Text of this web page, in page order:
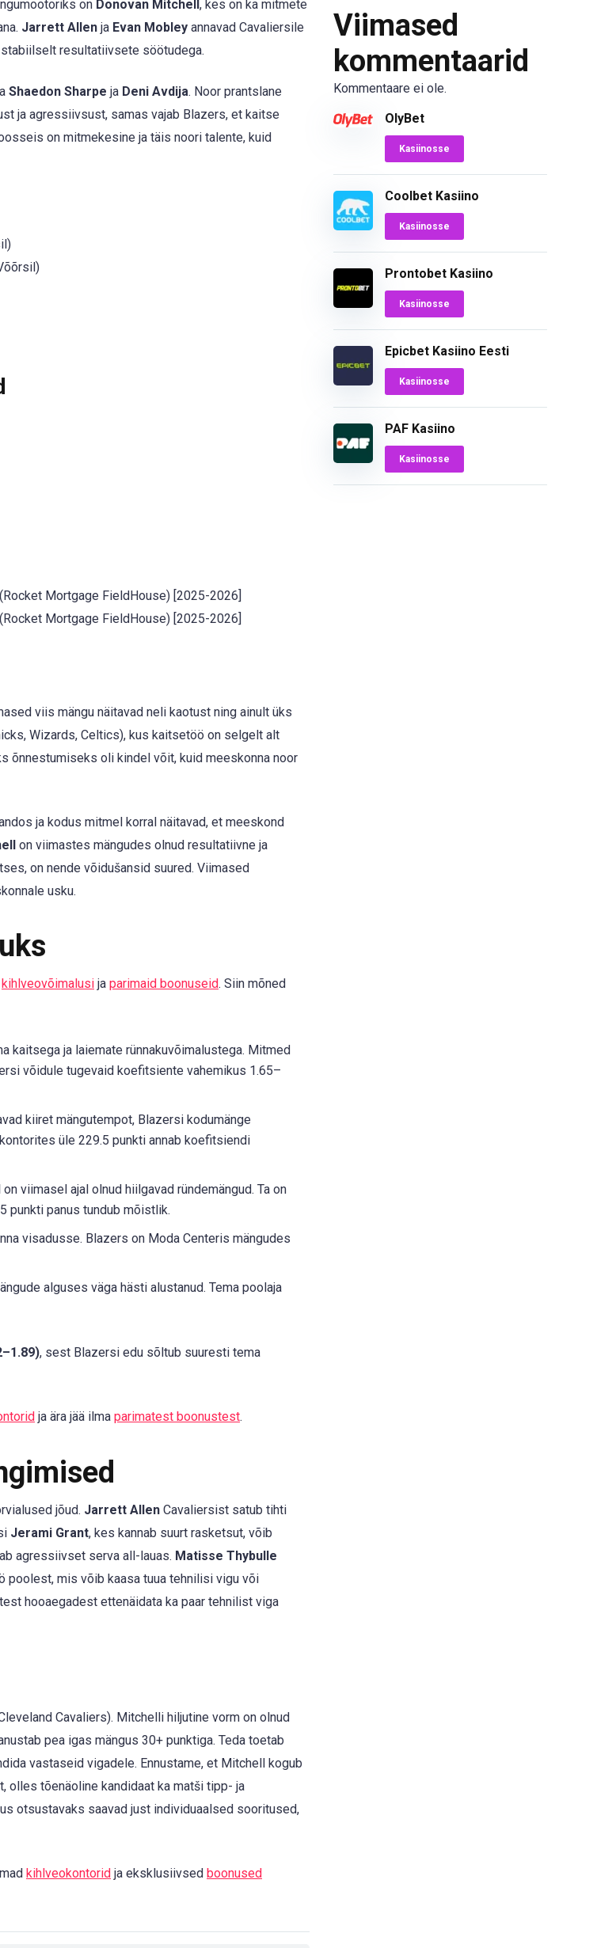
on Donovan Mitchell, kes on ka mitmete
Jarrett Allen ja Evan Mobley annavad Cavaliersile
resultatiivsete söötudega.
Shaedon Sharpe ja Deni Avdija. Noor prantslane
ja agressiivsust, samas vajab Blazers, et kaitse
on mitmekesine ja täis noori talente, kuid
(Rocket Mortgage FieldHouse) [2025-2026]
(Rocket Mortgage FieldHouse) [2025-2026]
viis mängu näitavad neli kaotust ning ainult üks
Wizards, Celtics), kus kaitsetöö on selgelt alt
õnnestumiseks oli kindel võit, kuid meeskonna noor
ja kodus mitmel korral näitavad, et meeskond
on viimastes mängudes olnud resultatiivne ja
on nende võidušansid suured. Viimased
usku.
kihlveovõimalusi ja parimaid boonuseid. Siin mõned
kaitsega ja laiemate rünnakuvõimalustega. Mitmed
võidule tugevaid koefitsiente vahemikus 1.65–
kiiret mängutempot, Blazersi kodumänge
üle 229.5 punkti annab koefitsiendi
viimasel ajal olnud hiilgavad ründemängud. Ta on
punkti panus tundub mõistlik.
visadusse. Blazers on Moda Centeris mängudes
alguses väga hästi alustanud. Tema poolaja
, sest Blazersi edu sõltub suuresti tema
ja ära jää ilma parimatest boonustest.
jõud. Jarrett Allen Cavaliersist satub tihti
Jerami Grant, kes kannab suurt rasketsut, võib
agressiivset serva all-lauas. Matisse Thybulle
poolest, mis võib kaasa tuua tehnilisi vigu või
hooaegadest ettenäidata ka paar tehnilist viga
Cavaliers). Mitchelli hiljutine vorm on olnud
pea igas mängus 30+ punktiga. Teda toetab
vastaseid vigadele. Ennustame, et Mitchell kogub
olles tõenäoline kandidaat ka matši tipp- ja
otsustavaks saavad just individuaalsed sooritused,
kihlveokontorid ja eksklusiivsed boonused
Viimased
kommentaarid
Kommentaare ei ole.
OlyBet
Kasiinosse
Coolbet Kasiino
Kasiinosse
Prontobet Kasiino
Kasiinosse
Epicbet Kasiino Eesti
Kasiinosse
PAF Kasiino
Kasiinosse